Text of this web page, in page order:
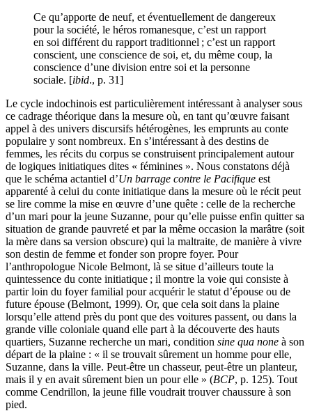
Ce qu’apporte de neuf, et éventuellement de dangereux
pour la société, le héros romanesque, c’est un rapport
en soi différent du rapport traditionnel ; c’est un rapport
conscient, une conscience de soi, et, du même coup, la
conscience d’une division entre soi et la personne
sociale. [ibid., p. 31]
Le cycle indochinois est particulièrement intéressant à analyser sous
ce cadrage théorique dans la mesure où, en tant qu’œuvre faisant
appel à des univers discursifs hétérogènes, les emprunts au conte
populaire y sont nombreux. En s’intéressant à des destins de
femmes, les récits du corpus se construisent principalement autour
de logiques initiatiques dites « féminines ». Nous constatons déjà
que le schéma actantiel d’Un barrage contre le Pacifique est
apparenté à celui du conte initiatique dans la mesure où le récit peut
se lire comme la mise en œuvre d’une quête : celle de la recherche
d’un mari pour la jeune Suzanne, pour qu’elle puisse enfin quitter sa
situation de grande pauvreté et par la même occasion la marâtre (soit
la mère dans sa version obscure) qui la maltraite, de manière à vivre
son destin de femme et fonder son propre foyer. Pour
l’anthropologue Nicole Belmont, là se situe d’ailleurs toute la
quintessence du conte initiatique ; il montre la voie qui consiste à
partir loin du foyer familial pour acquérir le statut d’épouse ou de
future épouse (Belmont, 1999). Or, que cela soit dans la plaine
lorsqu’elle attend près du pont que des voitures passent, ou dans la
grande ville coloniale quand elle part à la découverte des hauts
quartiers, Suzanne recherche un mari, condition sine qua none à son
départ de la plaine : « il se trouvait sûrement un homme pour elle,
Suzanne, dans la ville. Peut-être un chasseur, peut-être un planteur,
mais il y en avait sûrement bien un pour elle » (BCP, p. 125). Tout
comme Cendrillon, la jeune fille voudrait trouver chaussure à son
pied.